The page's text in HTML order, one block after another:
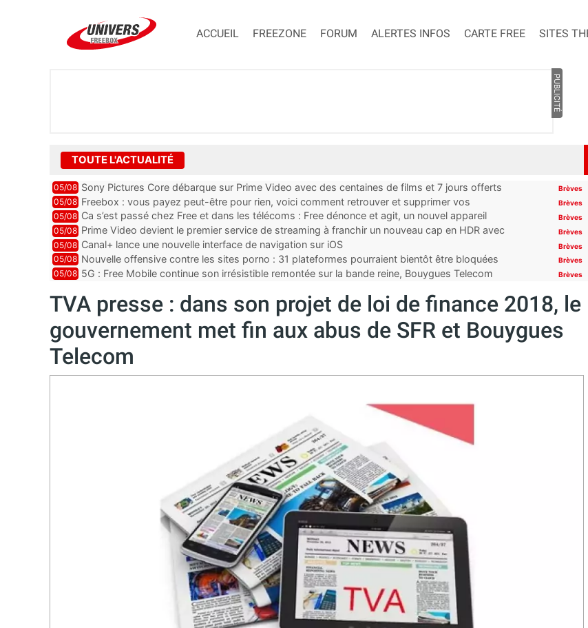
ACCUEIL FREEZONE FORUM ALERTES INFOS CARTE FREE SITES
PUBLICITÉ
TOUTE L'ACTUALITÉ
05/08 Sony Pictures Core débarque sur Prime Video avec des centaines de films et 7 jours offerts Brèves
05/08 Freebox : vous payez peut-être pour rien, voici comment retrouver et supprimer vos
abonnements TV oubliés
Brèves
05/08 Ca s’est passé chez Free et dans les télécoms : Free dénonce et agit, un nouvel appareil
pointe le bout de...
Brèves
05/08 Prime Video devient le premier service de streaming à franchir un nouveau cap en HDR avec
ce lancement
Brèves
05/08 Canal+ lance une nouvelle interface de navigation sur iOS Brèves
05/08 Nouvelle offensive contre les sites porno : 31 plateformes pourraient bientôt être bloquées
par Orange, Free, SF...
Brèves
05/08 5G : Free Mobile continue son irrésistible remontée sur la bande reine, Bouygues Telecom
Brèves
TVA presse : dans son projet de loi de finance 2018, le
gouvernement met fin aux abus de SFR et Bouygues
Telecom